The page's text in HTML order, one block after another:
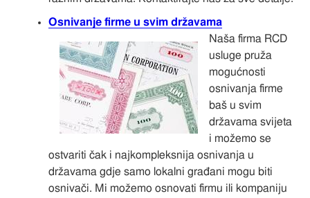
Osnivanje firme u svim državama
Naša firma RCD
usluge pruža
mogućnosti
osnivanja firme
baš u svim
državama svijeta
i možemo se
ostvariti čak i najkompleksnija osnivanja u
državama gdje samo lokalni građani mogu biti
osnivači. Mi možemo osnovati firmu ili kompaniju